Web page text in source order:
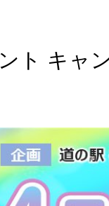
ト キャ